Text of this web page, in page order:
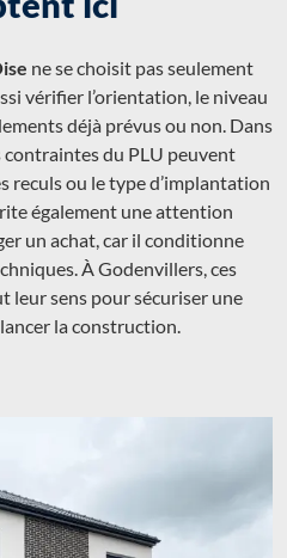
ne se choisit pas seulement
vérifier l’orientation, le niveau
déjà prévus ou non. Dans
contraintes du PLU peuvent
reculs ou le type d’implantation
également une attention
un achat, car il conditionne
À Godenvillers, ces
leur sens pour sécuriser une
la construction.